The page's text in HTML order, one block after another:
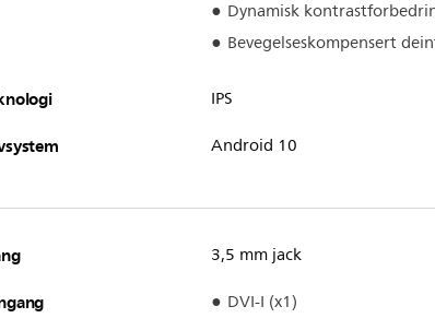
Dynamisk
Bevegelseskompensert
IPS
Android 10
3,5 mm jack
DVI-I (x1)